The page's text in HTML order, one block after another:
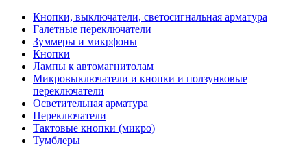
Кнопки, выключатели, светосигнальная арматура
Галетные переключатели
Зуммеры и микрфоны
Кнопки
Лампы к автомагнитолам
Микровыключатели и кнопки и ползунковые
переключатели
Осветительная арматура
Переключатели
Тактовые кнопки (микро)
Тумблеры